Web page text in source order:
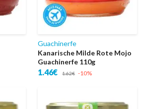
Guachinerfe
Kanarische Milde Rote Mojo
Guachinerfe 110g
1.46€ 1.62€ -10%